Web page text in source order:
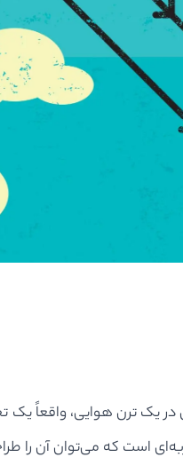
در یک ترن هوایی، واقعاً
است که می‌توان آن را